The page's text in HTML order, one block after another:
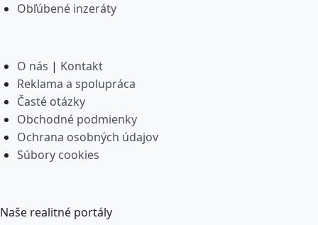
Obľúbené inzeráty
O nás | Kontakt
Reklama a spolupráca
Časté otázky
Obchodné podmienky
Ochrana osobných údajov
Súbory cookies
Naše realitné portály